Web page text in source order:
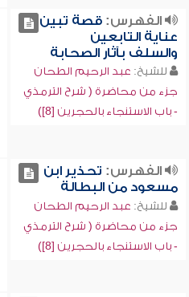
الفهرس:قصة تبين
عناية التابعين
والسلف بآثار الصحابة
للشيخ: عبد الرحيم الطحان
جزء من محاضرة ( شرح الترمذي
- باب الاستنجاء بالحجرين [8])
الفهرس: تحذير ابن
مسعود من البطالة
للشيخ: عبد الرحيم الطحان
جزء من محاضرة ( شرح الترمذي
- باب الاستنجاء بالحجرين [8])